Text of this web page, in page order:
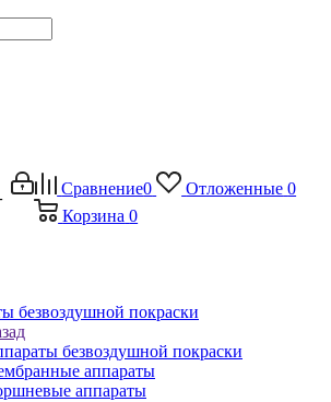
Сравнение0 Отложенные 0
Корзина 0
безвоздушной покраски
безвоздушной покраски
аппараты
аппараты